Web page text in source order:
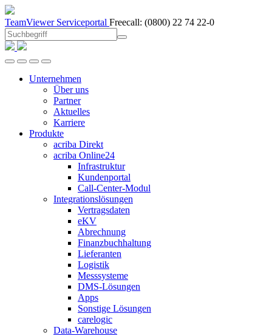
TeamViewer Serviceportal Freecall: (0800) 22 74 22-0
Unternehmen
Über uns
Partner
Aktuelles
Karriere
Produkte
acriba Direkt
acriba Online24
Infrastruktur
Kundenportal
Call-Center-Modul
Integrationslösungen
Vertragsdaten
eKV
Abrechnung
Finanzbuchhaltung
Lieferanten
Logistik
Messsysteme
DMS-Lösungen
Apps
Sonstige Lösungen
carelogic
Data-Warehouse